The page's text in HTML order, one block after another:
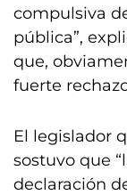
compulsiva
pública”,
que,
fuerte
El legislador
sostuvo que
declaración